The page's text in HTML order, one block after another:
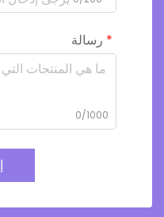
رسالة
0/1000